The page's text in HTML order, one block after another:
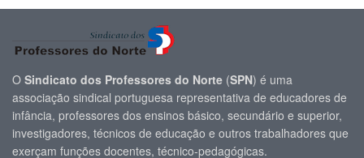
O Sindicato dos Professores do Norte (SPN) é uma
associação sindical portuguesa representativa de educadores de
infância, professores dos ensinos básico, secundário e superior,
investigadores, técnicos de educação e outros trabalhadores que
exerçam funções docentes, técnico-pedagógicas.